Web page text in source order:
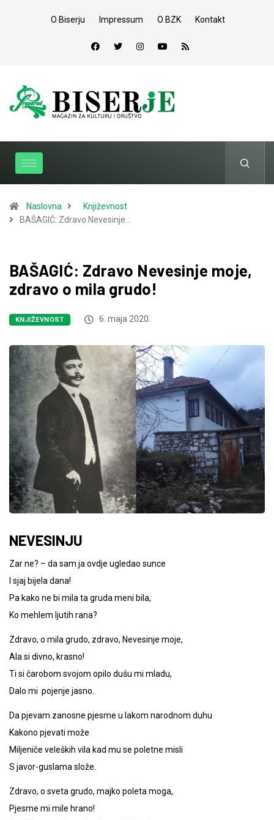
O Biserju Impressum O BZK Kontakt
Naslovna
Književnost
BAŠAGIĆ: Zdravo Nevesinje…
BAŠAGIĆ: Zdravo Nevesinje moje,
zdravo o mila grudo!
KNJIŽEVNOST 6. maja 2020.
NEVESINJU
Zar ne? – da sam ja ovdje ugledao sunce
I sjaj bijela dana!
Pa kako ne bi mila ta gruda meni bila,
Ko mehlem ljutih rana?
Zdravo, o mila grudo, zdravo, Nevesinje moje,
Ala si divno, krasno!
Ti si čarobom svojom opilo dušu mi mladu,
Dalo mi pojenje jasno.
Da pjevam zanosne pjesme u lakom narodnom duhu
Kakono pjevati može
Miljeniče veleških vila kad mu se poletne misli
S javor-guslama slože.
Zdravo, o sveta grudo, majko poleta moga,
Pjesme mi mile hrano!